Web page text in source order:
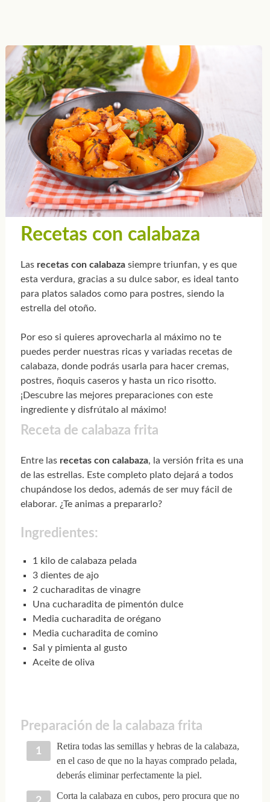
Recetas con calabaza
Las recetas con calabazasiempre triunfan, y es que
esta verdura, gracias a su dulce sabor, es ideal tanto
para platos salados como para postres, siendo la
estrella del otoño.
Por eso si quieres aprovecharla al máximo no te
puedes perder nuestras ricas y variadas recetas de
calabaza, donde podrás usarla para hacer cremas,
postres, ñoquis caseros y hasta un rico risotto.
¡Descubre las mejores preparaciones con este
ingrediente y disfrútalo al máximo!
Receta de calabaza frita
Entre las recetas con calabaza, la versión frita es una
de las estrellas. Este completo plato dejará a todos
chupándose los dedos, además de ser muy fácil de
elaborar. ¿Te animas a prepararlo?
Ingredientes:
1 kilo de calabaza pelada
3 dientes de ajo
2 cucharaditas de vinagre
Una cucharadita de pimentón dulce
Media cucharadita de orégano
Media cucharadita de comino
Sal y pimienta al gusto
Aceite de oliva
Preparación de la calabaza frita
Retira todas las semillas y hebras de la calabaza,
en el caso de que no la hayas comprado pelada,
deberás eliminar perfectamente la piel.
Corta la calabaza en cubos, pero procura que no